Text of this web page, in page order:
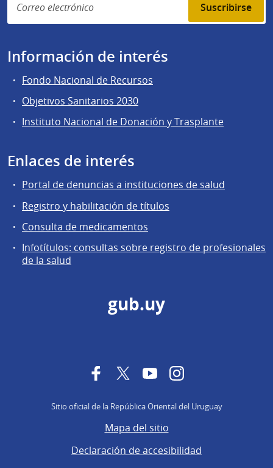
Suscribirse
Información de interés
Fondo Nacional de Recursos
Objetivos Sanitarios 2030
Instituto Nacional de Donación y Trasplante
Enlaces de interés
Portal de denuncias a instituciones de salud
Registro y habilitación de títulos
Consulta de medicamentos
Infotítulos: consultas sobre registro de profesionales
de la salud
gub.uy
FacebookTwitterYouTubeInstagram
Sitio oficial de la República Oriental del Uruguay
Mapa del sitio
Declaración de accesibilidad